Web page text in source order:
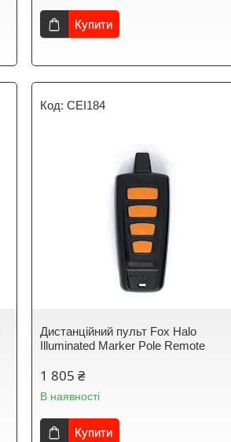
Купити
CEI184
Дистанційний пульт Fox Halo
Illuminated Marker Pole Remote
1 805 ₴
В наявності
Купити